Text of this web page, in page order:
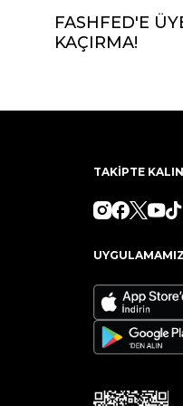
FASHFED'E
KAÇIRMA!
TAKİPTE KALIN